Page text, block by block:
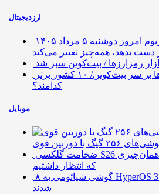
ارزدیجیتال
قیمت تتر، بیت‌کوین و اتریوم امروز دوشنبه ۵ مرداد ۱۴۰۵
دست بدهد، همه‌چیز تغییر می‌کند
رمزارزها / بیت‌کوین سبز شد
رقابت پنهان دولت‌ها بر سر بیت‌کوین/ ۱۰ کشور برتر
کدامند؟
موبایل
۲۵۶ گیگ با دوربین قوی
ضخامت گلکسی S26 پرو، اج و اولترا لو رفت؛ همان‌چیزی
که انتظار داشتیم
۸ گوشی شیائومی به HyperOS 3 (نسخه آزمایشی) آپدیت
شدند